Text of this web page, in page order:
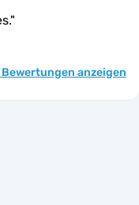
"
anzeigen